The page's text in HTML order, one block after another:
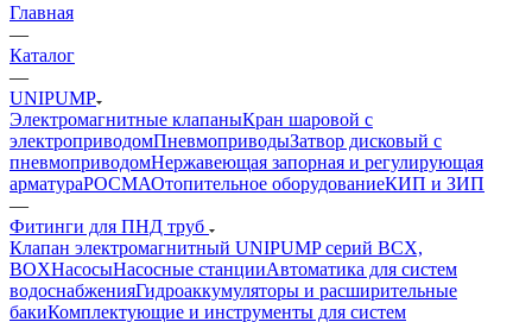
Главная
—
Каталог
—
UNIPUMP
Электромагнитные клапаныКран шаровой с
электроприводомПневмоприводыЗатвор дисковый с
пневмоприводомНержавеющая запорная и регулирующая
арматураРОСМАОтопительное оборудованиеКИП и ЗИП
—
Фитинги для ПНД труб
Клапан электромагнитный UNIPUMP серий BCX,
BOXНасосыНасосные станцииАвтоматика для систем
водоснабженияГидроаккумуляторы и расширительные
бакиКомплектующие и инструменты для систем